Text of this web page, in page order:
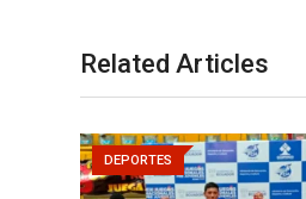
Related Articles
DEPORTES